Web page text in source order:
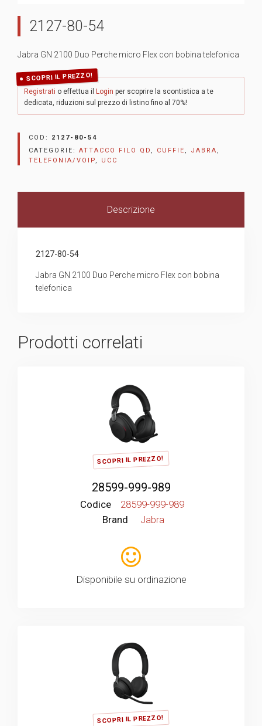
2127-80-54
Jabra GN 2100 Duo Perche micro Flex con bobina telefonica
SCOPRI IL PREZZO!
Registrati o effettua il Login per scoprire la scontistica a te
dedicata, riduzioni sul prezzo di listino fino al 70%!
COD: 2127-80-54
CATEGORIE: ATTACCO FILO QD , CUFFIE , JABRA ,
TELEFONIA/VOIP, UCC
Descrizione
2127-80-54
Jabra GN 2100 Duo Perche micro Flex con bobina
telefonica
Prodotti correlati
SCOPRI IL PREZZO!
28599-999-989
Codice
28599-999-989
Brand
Jabra
Disponibile su ordinazione
SCOPRI IL PREZZO!